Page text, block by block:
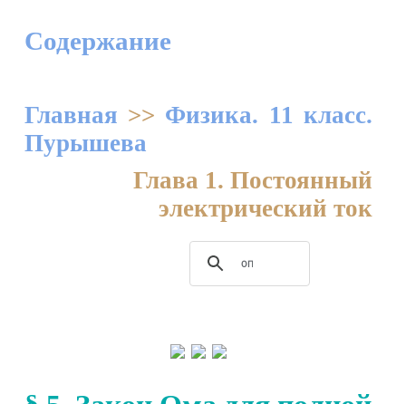
Содержание
Главная >> Физика. 11 класс.
Пурышева
Глава 1. Постоянный
электрический ток